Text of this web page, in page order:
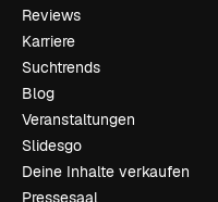
Reviews
Karriere
Suchtrends
Blog
Veranstaltungen
Slidesgo
Deine Inhalte verkaufen
Pressesaal